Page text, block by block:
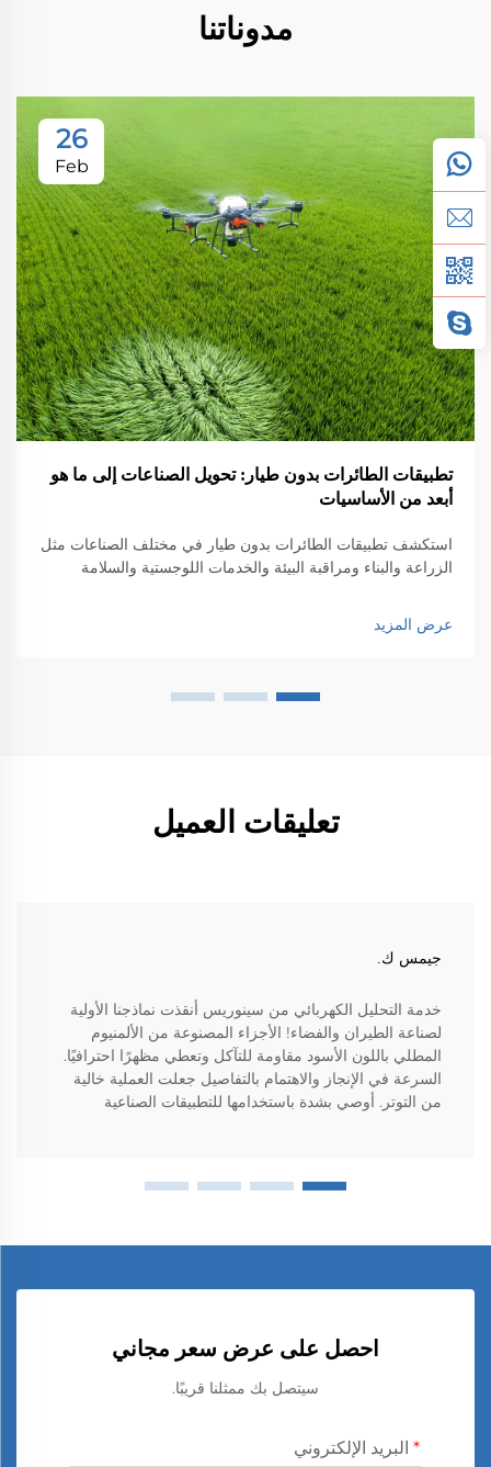
مدوناتنا
26
Feb
تطبيقات الطائرات بدون طيار: تحويل الصناعات إلى ما هو
أبعد من الأساسيات
استكشف تطبيقات الطائرات بدون طيار في مختلف الصناعات مثل
الزراعة والبناء ومراقبة البيئة والخدمات اللوجستية والسلامة
عرض المزيد
تعليقات العميل
جيمس ك.
خدمة التحليل الكهربائي من سينوريس أنقذت نماذجنا الأولية
لصناعة الطيران والفضاء! الأجزاء المصنوعة من الألمنيوم
المطلي باللون الأسود مقاومة للتآكل وتعطي مظهرًا احترافيًا.
السرعة في الإنجاز والاهتمام بالتفاصيل جعلت العملية خالية
من التوتر. أوصي بشدة باستخدامها للتطبيقات الصناعية
احصل على عرض سعر مجاني
سيتصل بك ممثلنا قريبًا.
البريد الإلكتروني